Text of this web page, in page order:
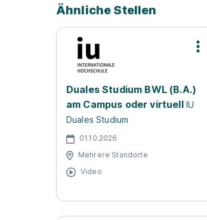
Ähnliche Stellen
Duales Studium BWL (B.A.)
am Campus oder virtuell IU
Duales Studium
01.10.2026
Mehrere Standorte
Video